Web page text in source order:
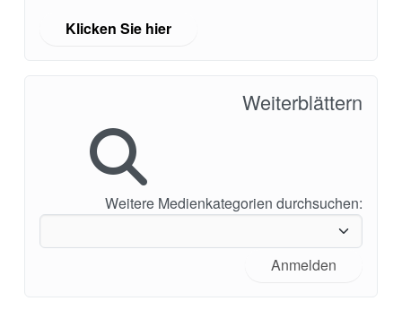
Klicken Sie hier
Weiterblättern
Weitere Medienkategorien durchsuchen:
Anmelden